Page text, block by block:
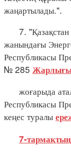
жаңартылады.".
7. "Қазақстан
жанындағы
Республикасы
№ 285
жоғарыда
Республикасы
кеңес туралы
7-тармақтың